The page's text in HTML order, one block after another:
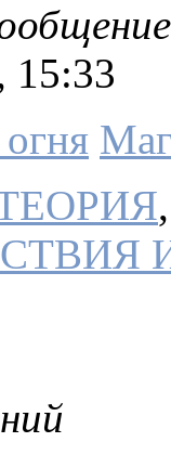
15:33